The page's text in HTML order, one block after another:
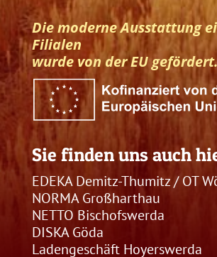
Die moderne Ausstattung
Filialen
wurde von der EU gefördert.
Sie finden uns auch
EDEKA Demitz-Thumitz / OT
NORMA Großharthau
NETTO Bischofswerda
DISKA Göda
Ladengeschäft Hoyerswerda